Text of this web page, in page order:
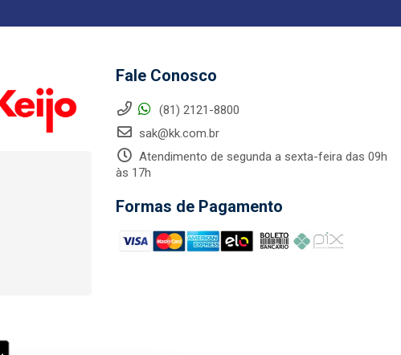
Fale Conosco
(81) 2121-8800
sak@kk.com.br
Atendimento de segunda a sexta-feira das 09h
às 17h
Formas de Pagamento